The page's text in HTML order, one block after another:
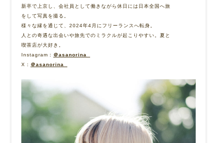
新卒で上京し、会社員として働きながら休日には日本全国へ旅
をして写真を撮る。
様々な縁を通じて、2024年4月にフリーランスへ転身。
人との奇遇な出会いや旅先でのミラクルが起こりやすい。夏と
喫茶店が大好き。
Instagram： ＠asanorina_
X： ＠asanorina_